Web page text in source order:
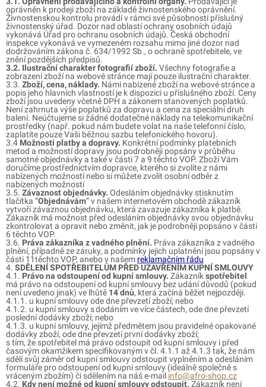
oprávněn k prodeji zboží na základě živnostenského oprávnění.
Živnostenskou kontrolu provádí v rámci své působnosti příslušný
živnostenský úřad. Dozor nad oblastí ochrany osobních údajů
vykonává Úřad pro ochranu osobních údajů. Česká obchodní
inspekce vykonává ve vymezeném rozsahu mimo jiné dozor nad
dodržováním zákona č. 634/1992 Sb., o ochraně spotřebitele, ve
znění pozdějších předpisů.
3.2. Ilustrační charakter fotografií zboží. Všechny fotografie a
zobrazení zboží na webové stránce mají pouze ilustrační charakter.
3.3. Zboží, cena, náklady. Námi nabízené zboží na webové stránce a
popis jeho hlavních vlastností je k dispozici u příslušného zboží. Ceny
zboží jsou uvedeny včetně DPH a zákonem stanovených poplatků.
Není zahrnuta výše poplatků za dopravu a cena za speciální druh
balení. Neúčtujeme si žádné dodatečné náklady na telekomunikační
prostředky (např. pokud nám budete volat na naše telefonní číslo,
zaplatíte pouze Vaši běžnou sazbu telefonického hovoru).
3.4 Možnosti platby a dopravy. Konkrétní podmínky platebních
metod a možností dopravy jsou podrobněji popsány v průběhu
samotné objednávky a také v části 7 a 9 těchto VOP. Zboží Vám
doručíme prostřednictvím dopravce, kterého si zvolíte z námi
nabízených možností nebo si můžete zvolit osobní odběr z
nabízených možností
3.5. Závaznost objednávky. Odesláním objednávky stisknutím
tlačítka “Objednávám” v našem internetovém obchodě zákazník
vytvoří závaznou objednávku, která zavazuje zákazníka k platbě.
Zákazník má možnost před odesláním objednávky svou objednávku
zkontrolovat a opravit nebo změnit, jak je podrobněji popsáno v části
6 těchto VOP.
3.6. Práva zákazníka z vadného plnění. Práva zákazníka z vadného
plnění, případně ze záruky, a podmínky jejich uplatnění jsou popsány v
části 11těchto VOP, anebo v našem reklamačním řádu
4. SDĚLENÍ SPOTŘEBITELŮM PŘED UZAVŘENÍM KUPNÍ SMLOUVY
4.1. Právo na odstoupení od kupní smlouvy. Zákazníkspotřebitel
má právo na odstoupení od kupní smlouvy bez udání důvodů (pokud
není uvedeno jinak) ve lhůtě 14dnů, která začíná běžet nejpozději.
4.1.1. u kupní smlouvy ode dne převzetí zboží; nebo
4.1.2. u kupní smlouvy s dodáním ve více částech, ode dne převzetí
poslední dodávky zboží; nebo
4.1.3. u kupní smlouvy, jejímž předmětem jsou pravidelné opakované
dodávky zboží, ode dne převzetí první dodávky zboží;
s tím, že spotřebitel má právo odstoupit od kupní smlouvy i před
časovým okamžikem specifikovaným v čl. 4.1.1 až 4.1.3 tak, že nám
sdělí svůj záměr od kupní smlouvy odstoupit vyplněním a odesláním
formuláře pro odstoupení od kupní smlouvy (ideálně společně s
vráceným zbožím) či sdělením na náš e-mail info@afro-shop.cz
4.2. Kdy není možné od kupní smlouvy odstoupit. Zákazník není